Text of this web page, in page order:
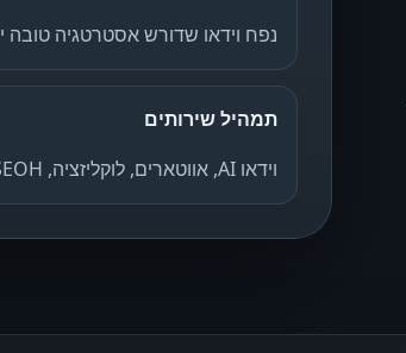
נפח וידאו שדורש אסטרטגיה טובה
תמהיל שירותים
וידאו AI, אווטארים, לוקליזציה, SEOH